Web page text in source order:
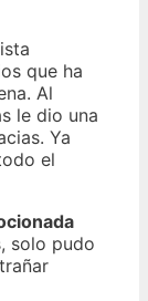
que ha
Al
le dio una
Ya
el
solo pudo